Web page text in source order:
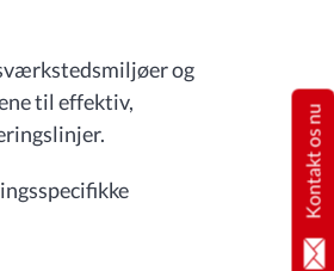
og
til effektiv,
Kontakt os nu